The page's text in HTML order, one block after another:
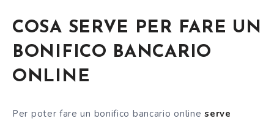
COSA SERVE PER FARE UN
BONIFICO BANCARIO
ONLINE
Per poter fare un bonifico bancario onlineserve